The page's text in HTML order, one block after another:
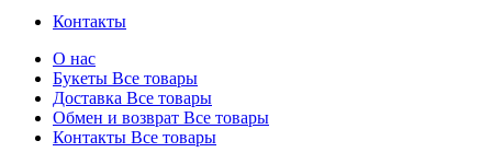
Контакты
О нас
Букеты Все товары
Доставка Все товары
Обмен и возврат Все товары
Контакты Все товары